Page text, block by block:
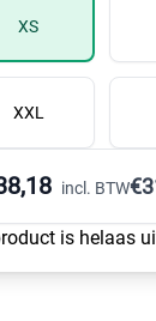
XS
XXL
incl. BTW€
is helaas